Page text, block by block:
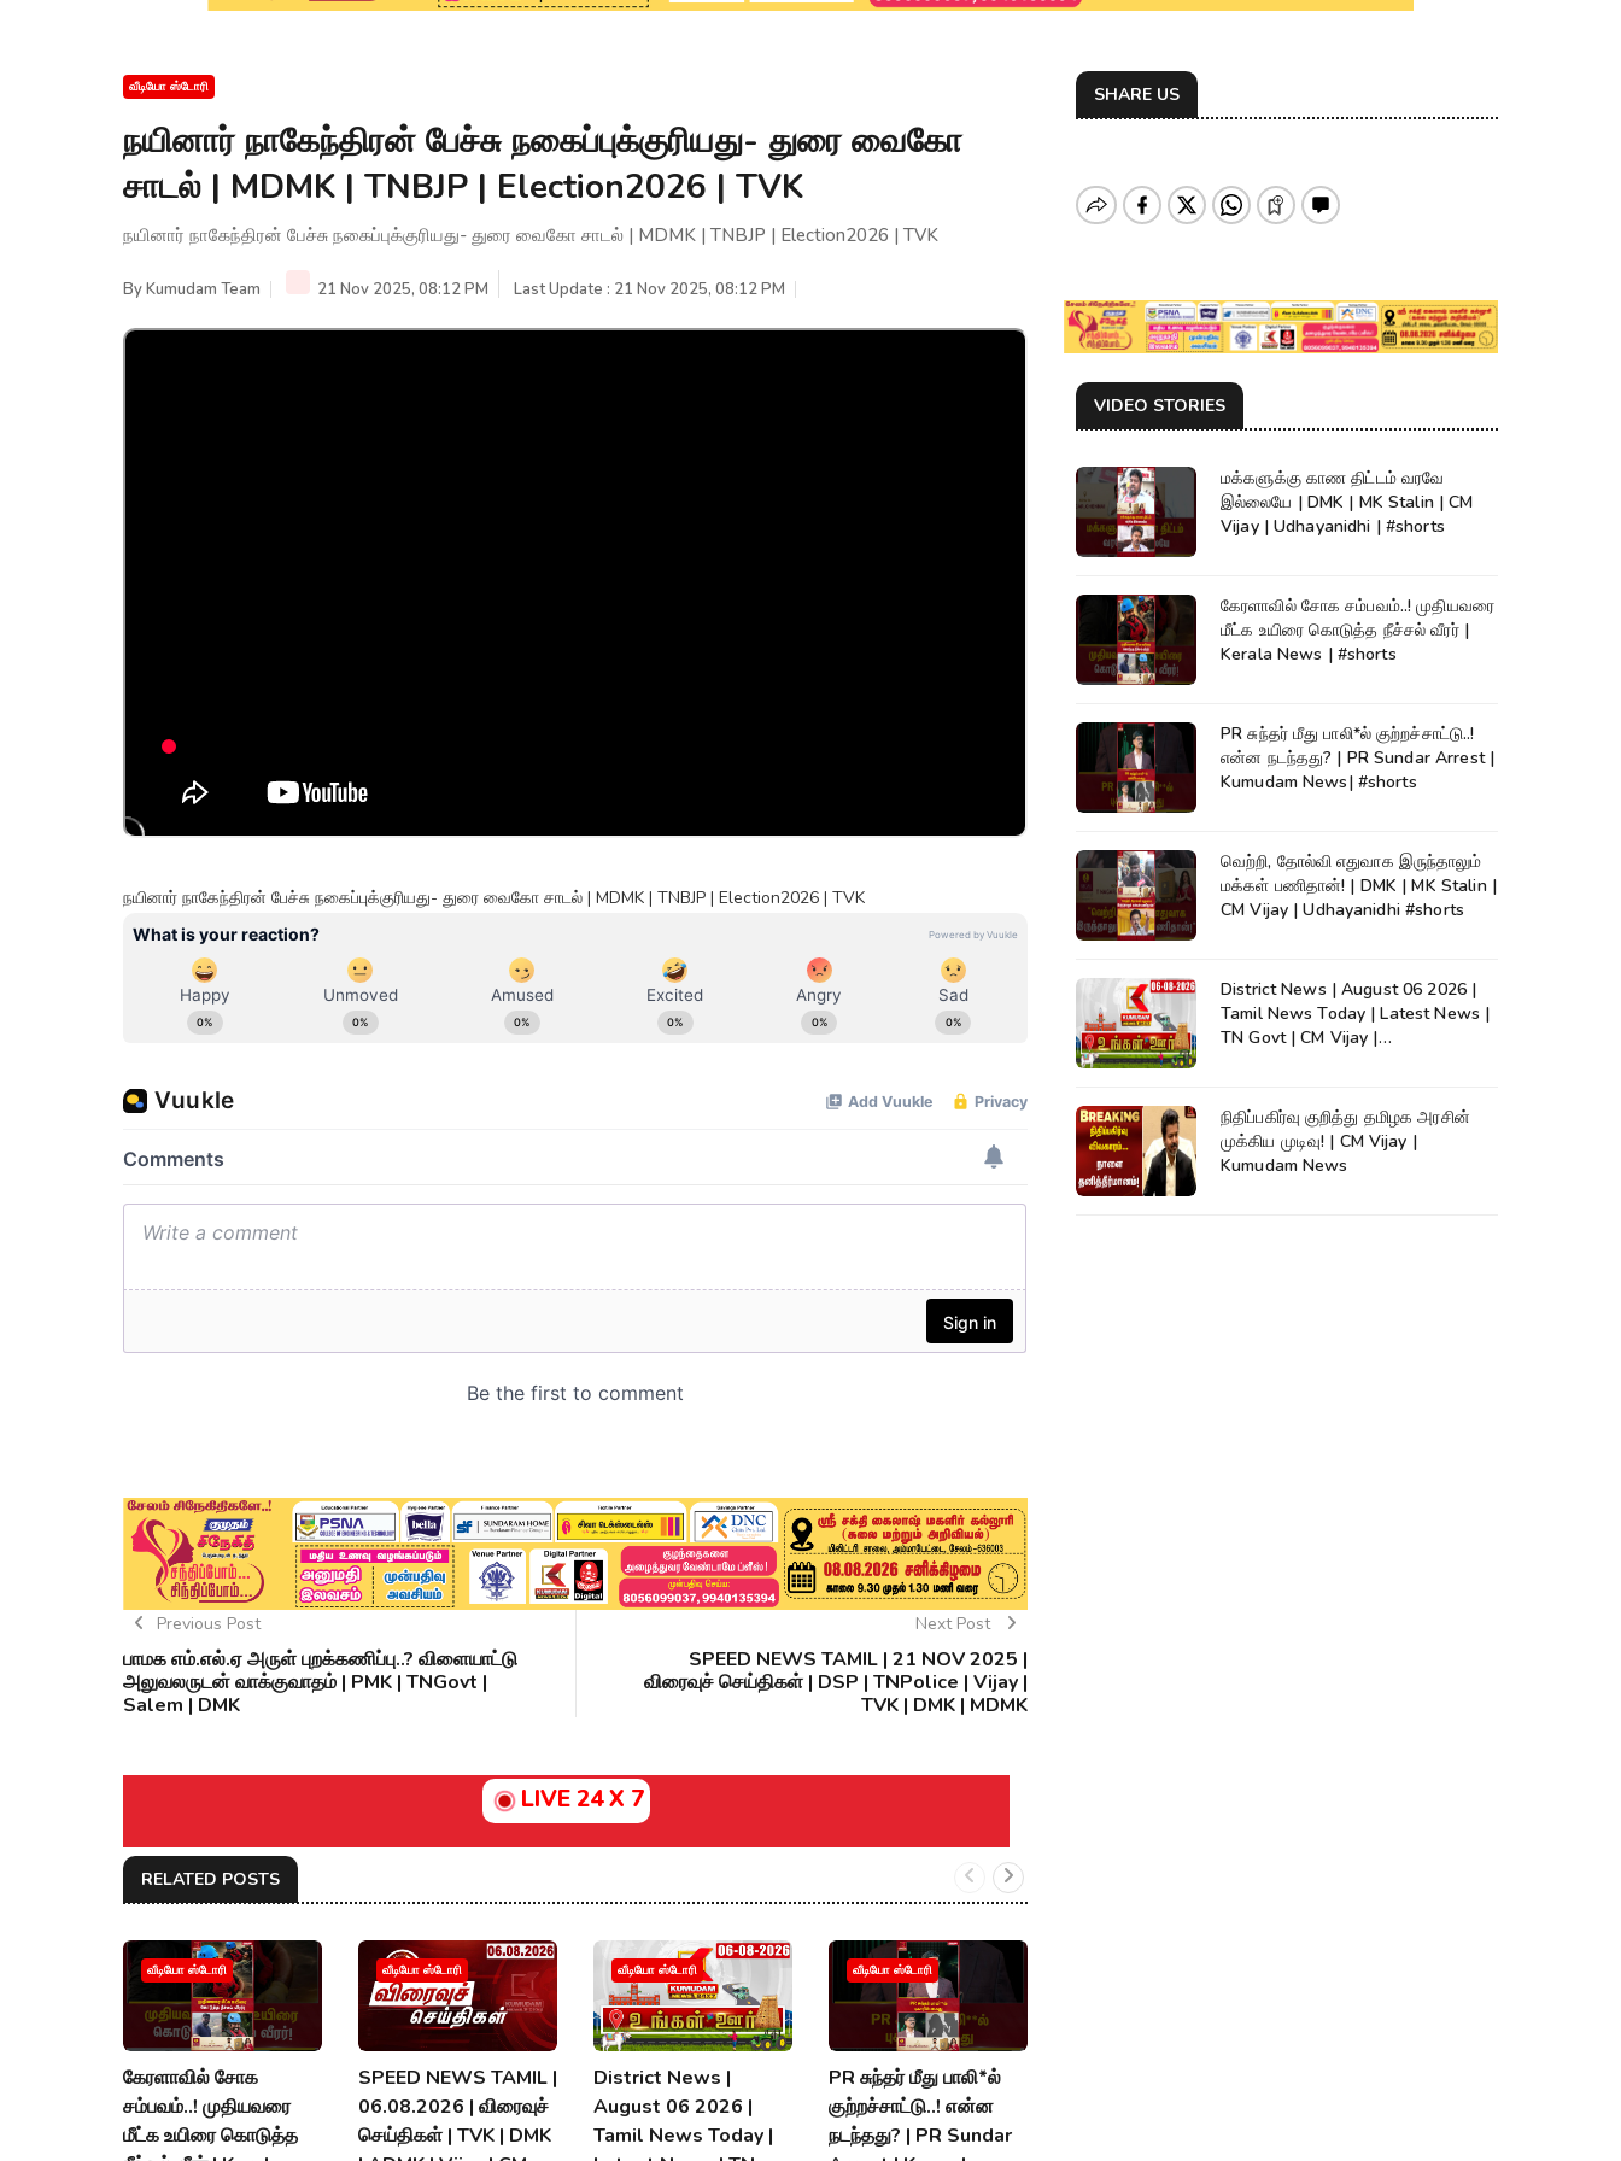
வீடியோ ஸ்டோரி
நயினார் நாகேந்திரன் பேச்சு நகைப்புக்குரியது- துரை வைகோ
சாடல் | MDMK | TNBJP | Election2026 | TVK
நயினார் நாகேந்திரன் பேச்சு நகைப்புக்குரியது- துரை வைகோ சாடல் | MDMK | TNBJP | Election2026 | TVK
ByKumudam Team 21 Nov 2025, 08:12 PM Last Update : 21 Nov 2025, 08:12 PM
நயினார் நாகேந்திரன் பேச்சு நகைப்புக்குரியது- துரை வைகோ சாடல் | MDMK | TNBJP | Election2026 | TVK
Previous Post
பாமக எம்.எல்.ஏ அருள் புறக்கணிப்பு..? விளையாட்டு
அலுவலருடன் வாக்குவாதம் | PMK | TNGovt |
Salem | DMK
Next Post
SPEED NEWS TAMIL | 21 NOV 2025 |
விரைவுச் செய்திகள் | DSP | TNPolice | Vijay |
TVK | DMK | MDMK
LIVE 24 X 7
RELATED POSTS
வீடியோ ஸ்டோரி
கேரளாவில் சோக
சம்பவம்..! முதியவரை
மீட்க உயிரை கொடுத்த
வீடியோ ஸ்டோரி
SPEED NEWS TAMIL |
06.08.2026 | விரைவுச்
செய்திகள் | TVK | DMK
வீடியோ ஸ்டோரி
District News |
August 06 2026 |
Tamil News Today |
வீடியோ ஸ்டோரி
PR சுந்தர் மீது பாலி*ல்
குற்றச்சாட்டு..! என்ன
நடந்தது? | PR Sundar
SHARE US
VIDEO STORIES
மக்களுக்கு காண திட்டம் வரவே
இல்லையே | DMK | MK Stalin | CM
Vijay | Udhayanidhi | #shorts
கேரளாவில் சோக சம்பவம்..! முதியவரை
மீட்க உயிரை கொடுத்த நீச்சல் வீரர் |
Kerala News | #shorts
PR சுந்தர் மீது பாலி*ல் குற்றச்சாட்டு..!
என்ன நடந்தது? | PR Sundar Arrest |
Kumudam News| #shorts
வெற்றி, தோல்வி எதுவாக இருந்தாலும்
மக்கள் பணிதான்! | DMK | MK Stalin |
CM Vijay | Udhayanidhi #shorts
District News | August 06 2026 |
Tamil News Today | Latest News |
TN Govt | CM Vijay |
நிதிப்பகிர்வு குறித்து தமிழக அரசின்
முக்கிய முடிவு! | CM Vijay |
Kumudam News